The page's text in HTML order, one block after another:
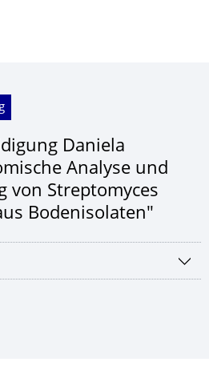
Daniela
Analyse und
von Streptomyces
Bodenisolaten"